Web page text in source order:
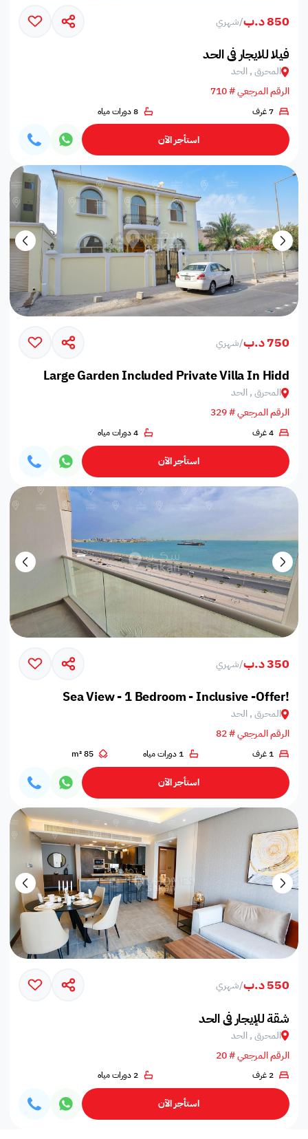
850 د.ب /شهري
فيلا للايجار في الحد
المحرق , الحد
الرقم المرجعي # 710
7 غرف 8 دورات مياه
استأجر الآن
750 د.ب /شهري
Large Garden Included Private Villa In Hidd
المحرق , الحد
الرقم المرجعي # 329
4 غرف 4 دورات مياه
استأجر الآن
350 د.ب /شهري
Sea View - 1 Bedroom - Inclusive -Offer!
المحرق , الحد
الرقم المرجعي # 82
1 غرف 1 دورات مياه 85 m²
استأجر الآن
550 د.ب /شهري
شقة للإيجار في الحد
المحرق , الحد
الرقم المرجعي # 20
2 غرف 2 دورات مياه
استأجر الآن